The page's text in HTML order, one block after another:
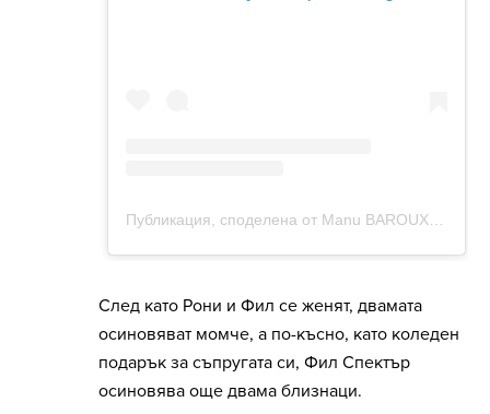
След като Рони и Фил се женят, двамата
осиновяват момче, а по-късно, като коледен
подарък за съпругата си, Фил Спектър
осиновява още двама близнаци.